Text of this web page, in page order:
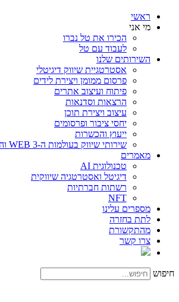
ראשי
מי אני
הכירו את טל נברו
לעבוד עם טל
השירותים שלנו
אסטרטגיית שיווק דיגיטלי
פרסום ממומן ויצירת לידים
פיתוח ועיצוב אתרים
הרצאות וסדנאות
עיצוב ויצירת תוכן
יחסי ציבור ופרסומים
ייעוץ והכשרות
שירותי שיווק בעולמות ה-WEB 3 וה-NFT
מאמרים
טכנולוגית AI
דיגיטל ואסטרטגיה שיווקית
רשתות חברתיות
NFT
מספרים עלינו
לתת בחזרה
מהתקשורת
צרו קשר
חיפוש